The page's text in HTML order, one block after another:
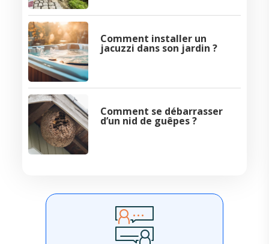
Comment installer un
jacuzzi dans son jardin ?
Comment se débarrasser
d’un nid de guêpes ?